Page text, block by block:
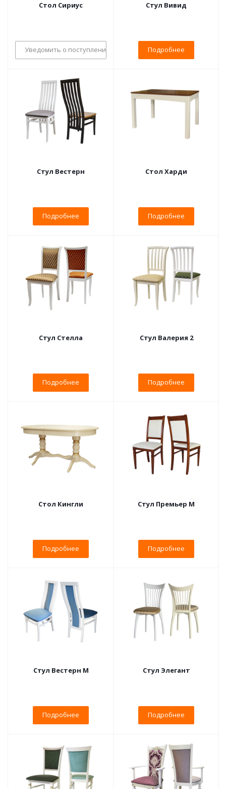
Стол Сириус
Уведомить о поступлении
Стул Вивид
Подробнее
Стул Вестерн
Подробнее
Стол Харди
Подробнее
Стул Стелла
Подробнее
Стул Валерия 2
Подробнее
Стол Кингли
Подробнее
Стул Премьер М
Подробнее
Стул Вестерн М
Подробнее
Стул Элегант
Подробнее